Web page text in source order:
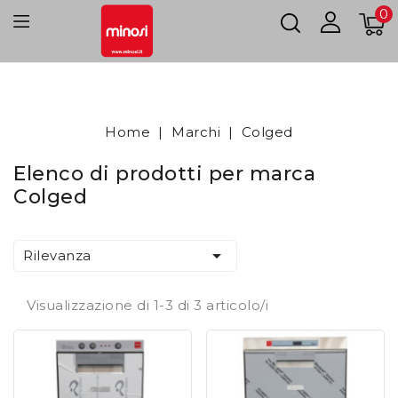
0
Home Marchi Colged
Elenco di prodotti per marca
Colged
Rilevanza 
Visualizzazione di 1-3 di 3 articolo/i